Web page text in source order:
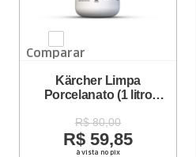
Comparar
Kärcher Limpa
Porcelanato (1 litro
R$ 80,00
R$ 59,85
à vista no pix